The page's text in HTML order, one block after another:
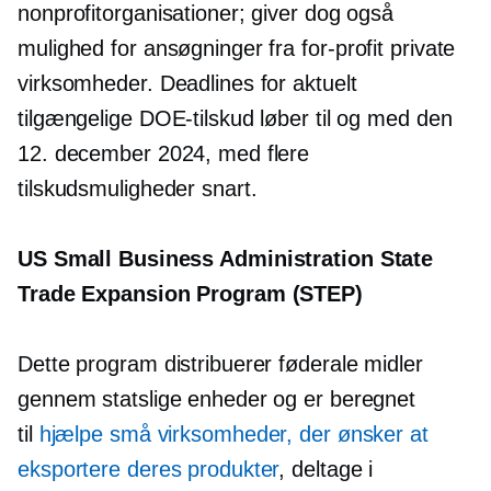
nonprofitorganisationer; giver dog også
mulighed for ansøgninger frafor-profit private
virksomheder. Deadlines for aktuelt
tilgængelige DOE-tilskud løber til og med den
12. december 2024, med flere
tilskudsmuligheder snart.
US Small Business Administration State
Trade Expansion Program (STEP)
Dette program distribuerer føderale midler
gennem statslige enheder og er beregnet
til hjælpe små virksomheder, der ønsker at
eksportere deres produkter, deltage i